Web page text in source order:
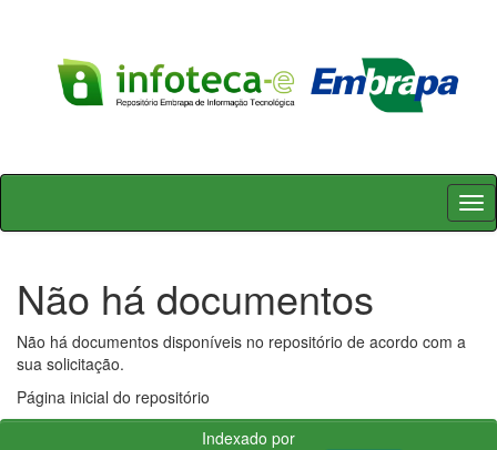
Skip
Não há documentos
Não há documentos disponíveis no repositório de acordo com a
sua solicitação.
Página inicial do repositório
Indexado por